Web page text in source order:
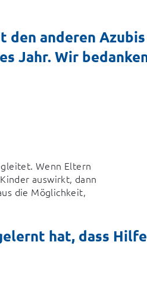
anderen
Jahr. Wir
Wenn Eltern
auswirkt, dann
die Möglichkeit,
hat, dass